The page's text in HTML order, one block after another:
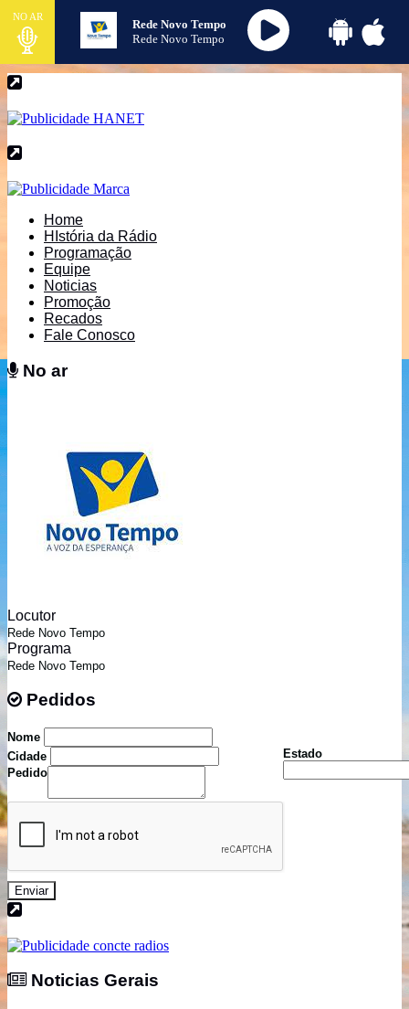
NO AR
Rede Novo Tempo
Rede Novo Tempo
Home
HIstória da Rádio
Programação
Equipe
Noticias
Promoção
Recados
Fale Conosco
No ar
Locutor
Rede Novo Tempo
Programa
Rede Novo Tempo
Pedidos
Nome
Cidade
Estado
Pedido
Enviar
Noticias Gerais